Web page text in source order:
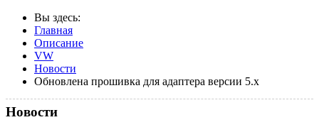
Вы здесь:
Главная
Описание
VW
Новости
Обновлена прошивка для адаптера версии 5.x
Новости